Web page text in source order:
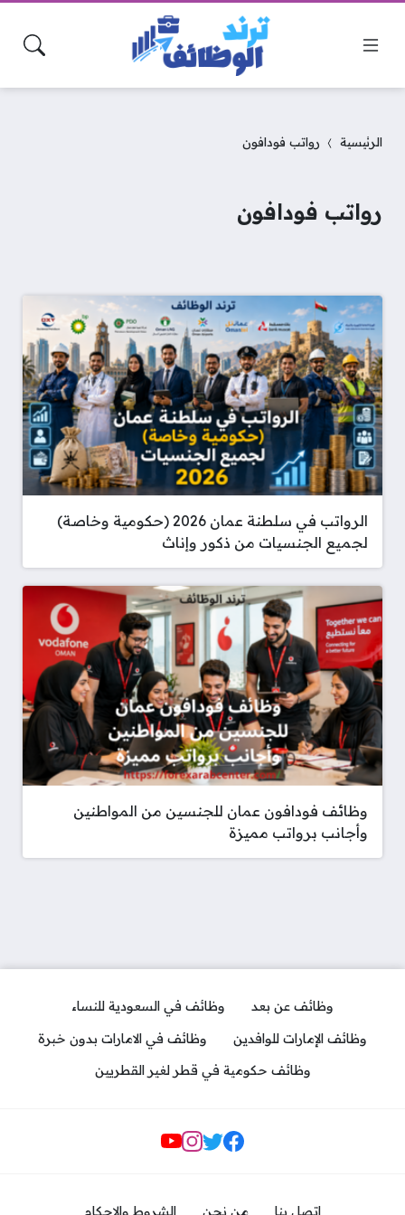
الرئيسية رواتب فودافون
رواتب فودافون
الرواتب في سلطنة عمان 2026 (حكومية وخاصة)
لجميع الجنسيات من ذكور وإناث
وظائف فودافون عمان للجنسين من المواطنين
وأجانب برواتب مميزة
وظائف عن بعد
وظائف في السعودية للنساء
وظائف الإمارات للوافدين
وظائف في الامارات بدون خبرة
وظائف حكومية في قطر لغير القطريين
مواقع التواصل
اتصل بنا من نحن الشروط والاحكام